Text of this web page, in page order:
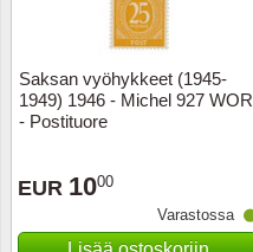
Saksan vyöhykkeet (1945-
1949) 1946 - Michel 927 WOR
- Postituore
EUR 1000
Varastossa